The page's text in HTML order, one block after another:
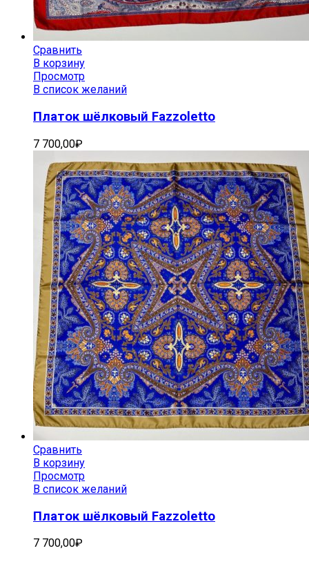
Сравнить
В корзину
Просмотр
В список желаний
Платок шёлковый Fazzoletto
7 700,00₽
Сравнить
В корзину
Просмотр
В список желаний
Платок шёлковый Fazzoletto
7 700,00₽